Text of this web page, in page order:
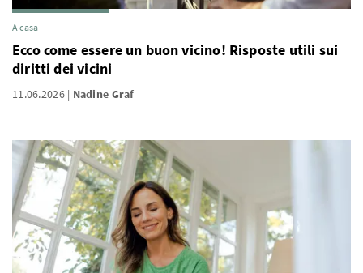
A casa
Ecco come essere un buon vicino! Risposte utili sui
diritti dei vicini
11.06.2026 Nadine Graf